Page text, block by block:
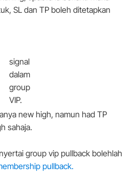
SL dan TP boleh ditetapkan
signal
dalam
group
VIP.
new high, namun had TP
sahaja.
group vip pullback bolehlah
pullback.